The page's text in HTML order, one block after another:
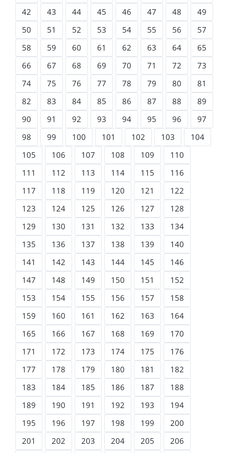
42
43 44 45 46 47 48
49
50
51 52 53 54 55 56
57
58
59 60 61 62 63 64
65
66
67 68 69 70 71 72
73
74
75 76 77 78 79 80
81
82
83 84 85 86 87 88
89
90
91 92 93 94 95 96
97
98
99 100 101 102 103
104
105
106 107 108 109
110
111
112 113 114 115
116
117
118 119 120 121
122
123
124 125 126 127
128
129
130 131 132 133
134
135
136 137 138 139
140
141
142 143 144 145
146
147
148 149 150 151
152
153
154 155 156 157
158
159
160 161 162 163
164
165
166 167 168 169
170
171
172 173 174 175
176
177
178 179 180 181
182
183
184 185 186 187
188
189
190 191 192 193
194
195
196 197 198 199
200
201
202 203 204 205
206